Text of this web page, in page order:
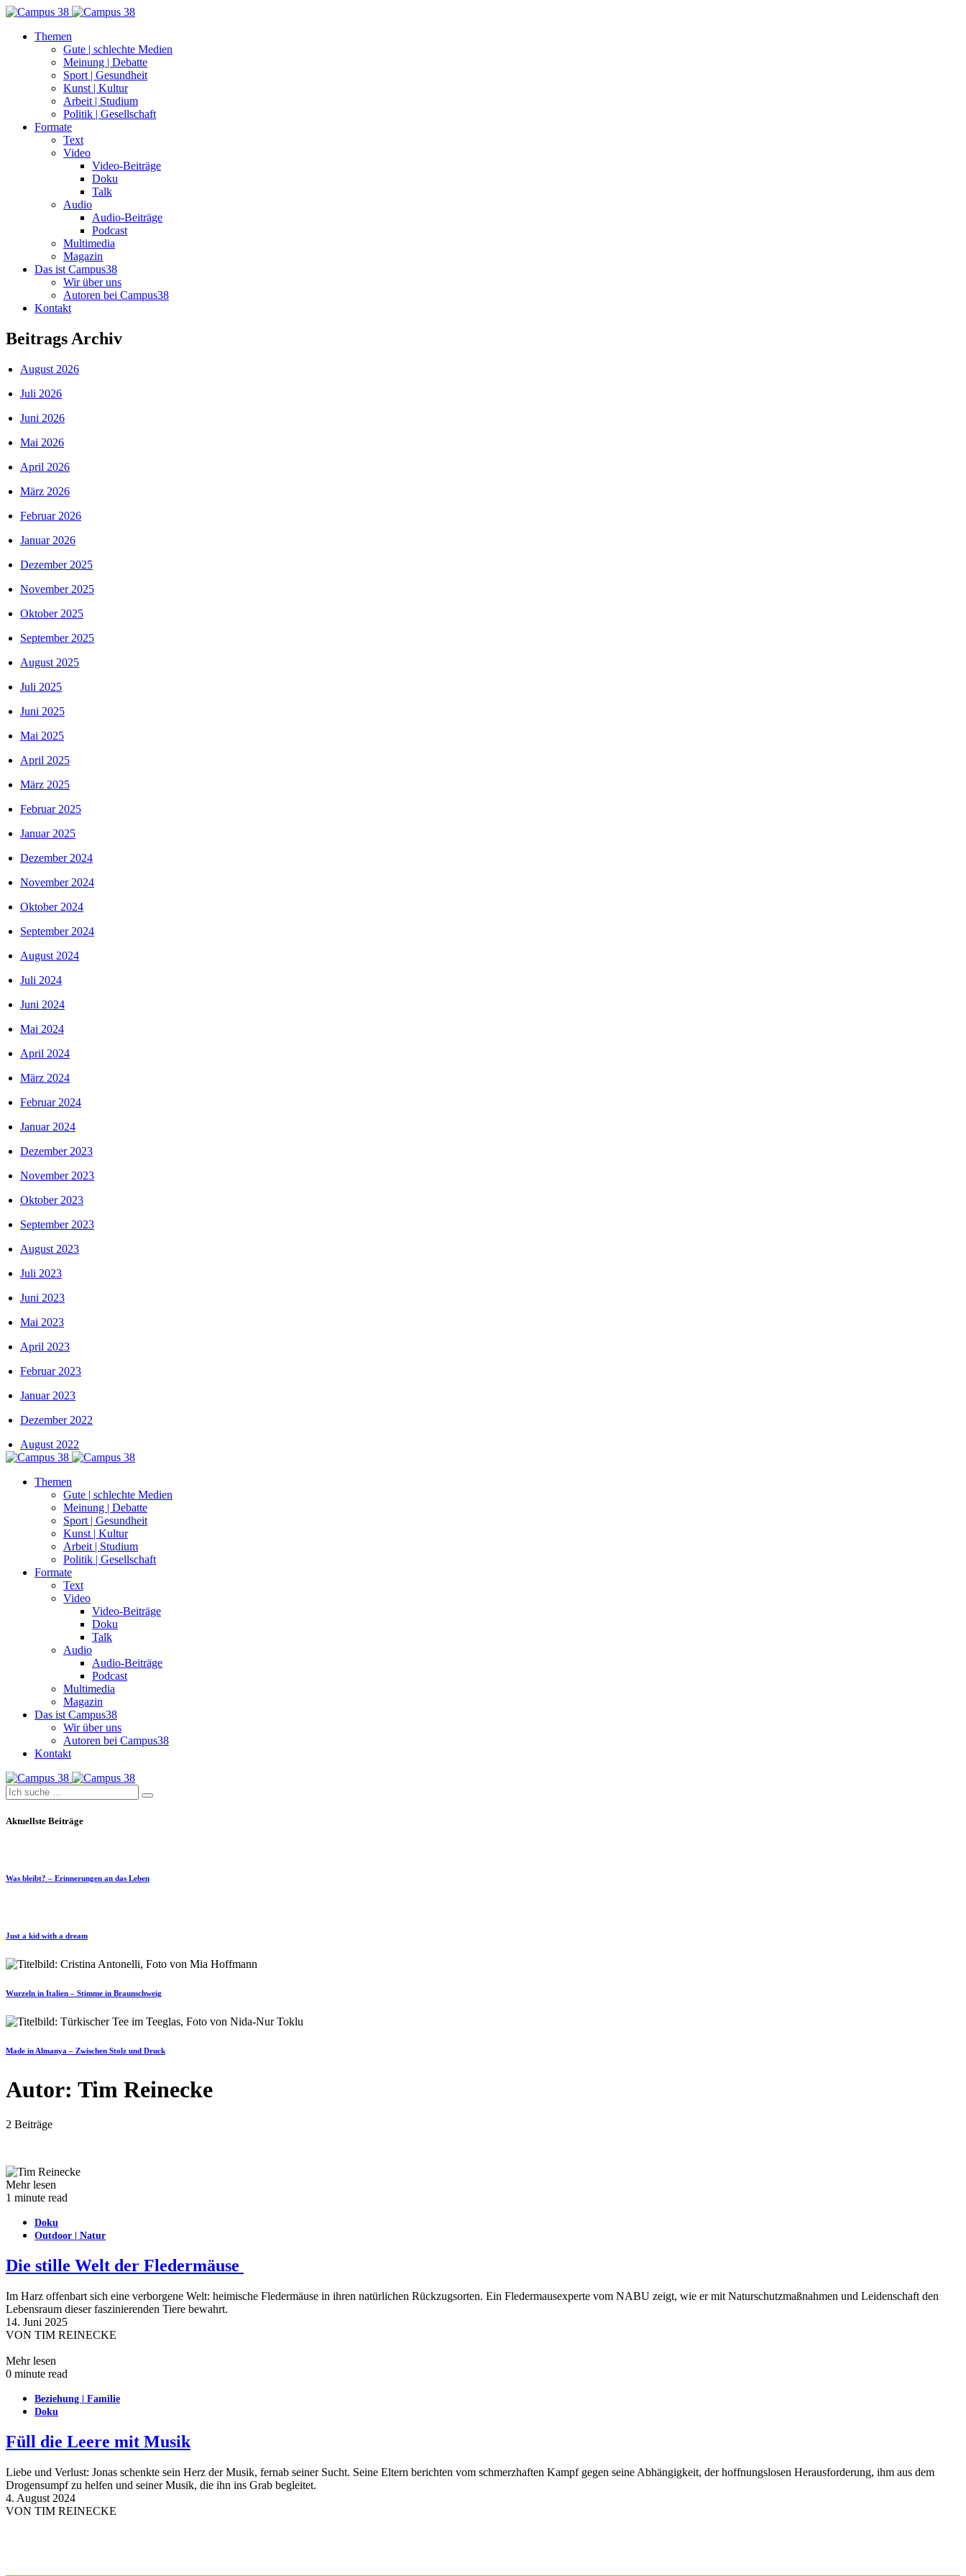
Themen
Gute | schlechte Medien
Meinung | Debatte
Sport | Gesundheit
Kunst | Kultur
Arbeit | Studium
Politik | Gesellschaft
Formate
Text
Video
Video-Beiträge
Doku
Talk
Audio
Audio-Beiträge
Podcast
Multimedia
Magazin
Das ist Campus38
Wir über uns
Autoren bei Campus38
Kontakt
Beitrags Archiv
August 2026
Juli 2026
Juni 2026
Mai 2026
April 2026
März 2026
Februar 2026
Januar 2026
Dezember 2025
November 2025
Oktober 2025
September 2025
August 2025
Juli 2025
Juni 2025
Mai 2025
April 2025
März 2025
Februar 2025
Januar 2025
Dezember 2024
November 2024
Oktober 2024
September 2024
August 2024
Juli 2024
Juni 2024
Mai 2024
April 2024
März 2024
Februar 2024
Januar 2024
Dezember 2023
November 2023
Oktober 2023
September 2023
August 2023
Juli 2023
Juni 2023
Mai 2023
April 2023
Februar 2023
Januar 2023
Dezember 2022
August 2022
Themen
Gute | schlechte Medien
Meinung | Debatte
Sport | Gesundheit
Kunst | Kultur
Arbeit | Studium
Politik | Gesellschaft
Formate
Text
Video
Video-Beiträge
Doku
Talk
Audio
Audio-Beiträge
Podcast
Multimedia
Magazin
Das ist Campus38
Wir über uns
Autoren bei Campus38
Kontakt
Aktuellste Beiträge
Was bleibt? – Erinnerungen an das Leben
Just a kid with a dream
Wurzeln in Italien – Stimme in Braunschweig
Made in Almanya – Zwischen Stolz und Druck
Autor: Tim Reinecke
2 Beiträge
Mehr lesen
1 minute read
Doku
Outdoor | Natur
Die stille Welt der Fledermäuse
Im Harz offenbart sich eine verborgene Welt: heimische Fledermäuse in ihren natürlichen Rückzugsorten. Ein Fledermausexperte vom NABU zeigt, wie er mit Naturschutzmaßnahmen und Leidenschaft den
Lebensraum dieser faszinierenden Tiere bewahrt.
14. Juni 2025
VON TIM REINECKE
Mehr lesen
0 minute read
Beziehung | Familie
Doku
Füll die Leere mit Musik
Liebe und Verlust: Jonas schenkte sein Herz der Musik, fernab seiner Sucht. Seine Eltern berichten vom schmerzhaften Kampf gegen seine Abhängigkeit, der hoffnungslosen Herausforderung, ihm aus dem
Drogensumpf zu helfen und seiner Musik, die ihn ins Grab begleitet.
4. August 2024
VON TIM REINECKE